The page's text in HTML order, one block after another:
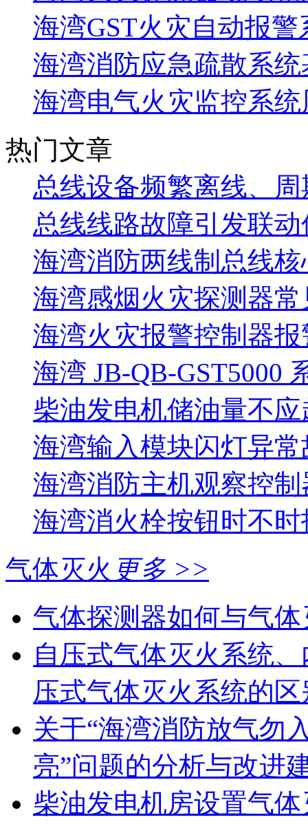
海湾GST火灾自动报警
海湾消防应急疏散系统
海湾电气火灾监控系
热门文章
总线设备频繁离线、
总线线路故障引发联
海湾消防两线制总线
海湾感烟火灾探测器
海湾火灾报警控制器报
海湾 JB-QB-GST5000
柴油发电机储油量不应
海湾输入模块闪灯异
海湾消防主机观察控制
海湾消火栓按钮时不
气体灭火 更多 >>
气体探测器如何与气
自压式气体灭火系统
压式气体灭火系统的
关于“海湾消防放气勿
亮”问题的分析与改进
柴油发电机房设置气